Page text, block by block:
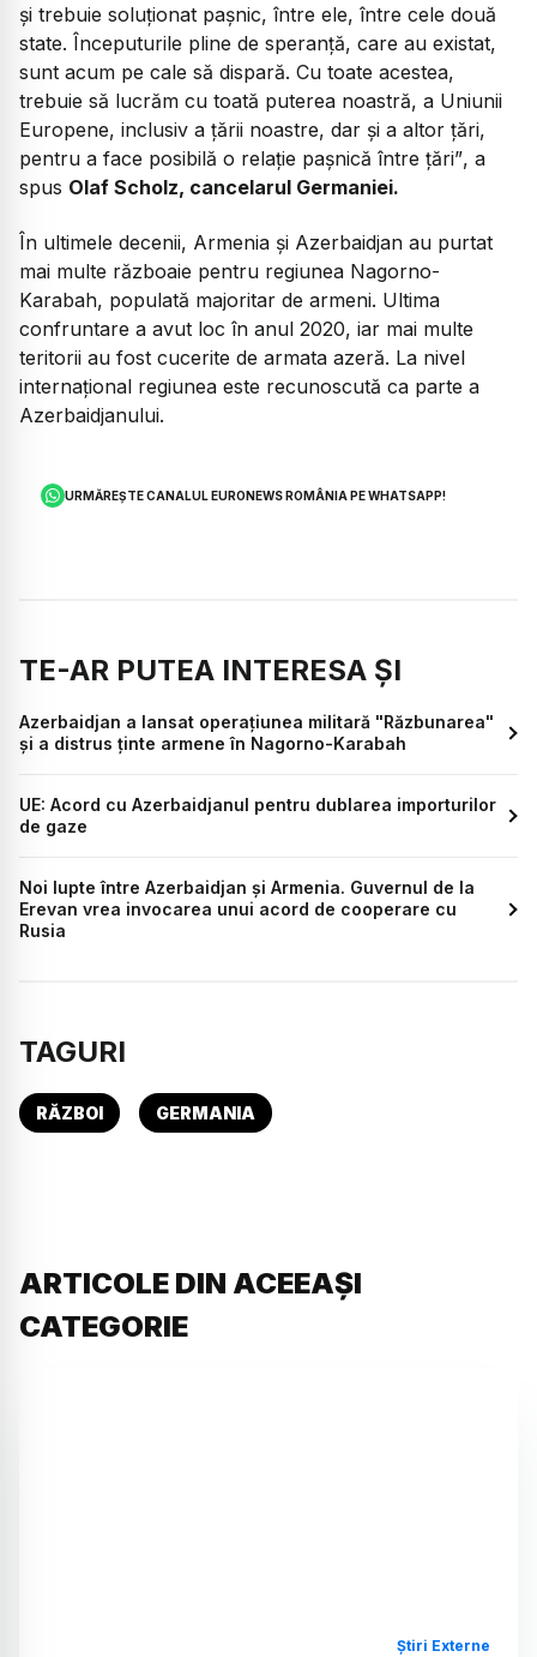
și trebuie soluționat pașnic, între ele, între cele două
state. Începuturile pline de speranță, care au existat,
sunt acum pe cale să dispară. Cu toate acestea,
trebuie să lucrăm cu toată puterea noastră, a Uniunii
Europene, inclusiv a țării noastre, dar și a altor țări,
pentru a face posibilă o relație pașnică între țări”, a
spus Olaf Scholz, cancelarul Germaniei.
În ultimele decenii, Armenia și Azerbaidjan au purtat
mai multe războaie pentru regiunea Nagorno-
Karabah, populată majoritar de armeni. Ultima
confruntare a avut loc în anul 2020, iar mai multe
teritorii au fost cucerite de armata azeră. La nivel
internațional regiunea este recunoscută ca parte a
Azerbaidjanului.
URMĂREȘTE CANALUL EURONEWS ROMÂNIA PE WHATSAPP!
TE-AR PUTEA INTERESA ȘI
Azerbaidjan a lansat operațiunea militară "Răzbunarea"
și a distrus ținte armene în Nagorno-Karabah
UE: Acord cu Azerbaidjanul pentru dublarea importurilor
de gaze
Noi lupte între Azerbaidjan și Armenia. Guvernul de la
Erevan vrea invocarea unui acord de cooperare cu
Rusia
TAGURI
RĂZBOI GERMANIA
ARTICOLE DIN ACEEAȘI
CATEGORIE
Știri Externe